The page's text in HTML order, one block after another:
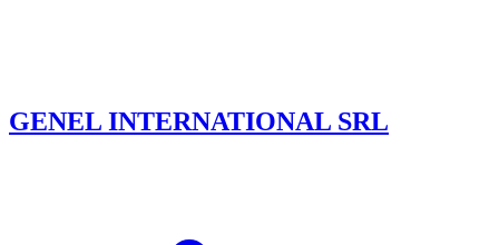
GENEL INTERNATIONAL SRL